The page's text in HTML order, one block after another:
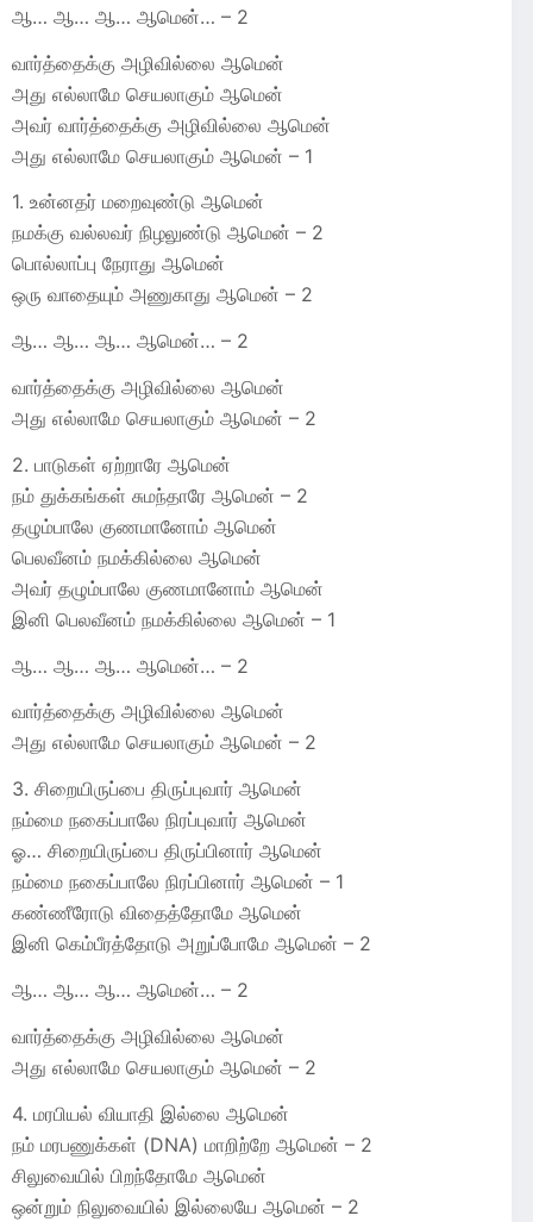
ஆ… ஆ… ஆ… ஆமென்… – 2
வார்த்தைக்கு அழிவில்லை ஆமென்
அது எல்லாமே செயலாகும் ஆமென்
அவர் வார்த்தைக்கு அழிவில்லை ஆமென்
அது எல்லாமே செயலாகும் ஆமென் – 1
1. உன்னதர் மறைவுண்டு ஆமென்
நமக்கு வல்லவர் நிழலுண்டு ஆமென் – 2
பொல்லாப்பு நேராது ஆமென்
ஒரு வாதையும் அணுகாது ஆமென் – 2
ஆ… ஆ… ஆ… ஆமென்… – 2
வார்த்தைக்கு அழிவில்லை ஆமென்
அது எல்லாமே செயலாகும் ஆமென் – 2
2. பாடுகள் ஏற்றாரே ஆமென்
நம் துக்கங்கள் சுமந்தாரே ஆமென் – 2
தழும்பாலே குணமானோம் ஆமென்
பெலவீனம் நமக்கில்லை ஆமென்
அவர் தழும்பாலே குணமானோம் ஆமென்
இனி பெலவீனம் நமக்கில்லை ஆமென் – 1
ஆ… ஆ… ஆ… ஆமென்… – 2
வார்த்தைக்கு அழிவில்லை ஆமென்
அது எல்லாமே செயலாகும் ஆமென் – 2
3. சிறையிருப்பை திருப்புவார் ஆமென்
நம்மை நகைப்பாலே நிரப்புவார் ஆமென்
ஓ… சிறையிருப்பை திருப்பினார் ஆமென்
நம்மை நகைப்பாலே நிரப்பினார் ஆமென் – 1
கண்ணீரோடு விதைத்தோமே ஆமென்
இனி கெம்பீரத்தோடு அறுப்போமே ஆமென் – 2
ஆ… ஆ… ஆ… ஆமென்… – 2
வார்த்தைக்கு அழிவில்லை ஆமென்
அது எல்லாமே செயலாகும் ஆமென் – 2
4. மரபியல் வியாதி இல்லை ஆமென்
நம் மரபணுக்கள் (DNA) மாறிற்றே ஆமென் – 2
சிலுவையில் பிறந்தோமே ஆமென்
ஒன்றும் நிலுவையில் இல்லையே ஆமென் – 2